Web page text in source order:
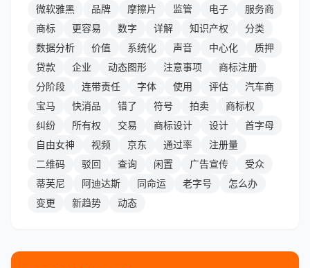
微软雅黑
品牌 摩擦片 监管 电子
服务商
商标
更容易 数字 详解 知识产权
分类
数据分析
价值 系统化 声音 中心化
质押
贷款
企业 动态图形 注意事项
商标注册
分阶段
连带责任 字体 使用 评估
汽车商
宝马
快消品 错了 符号 拍卖
商标权
纠纷
所有权 交易 商标设计 设计
首字母
自由女神
视频 京东 通过率
注册量
二维码
驳回 查询 闲置 广告宣传
受众
蒂芙尼
阿迪达斯 同命运 老字号
怎么办
变更
新趋势 动态